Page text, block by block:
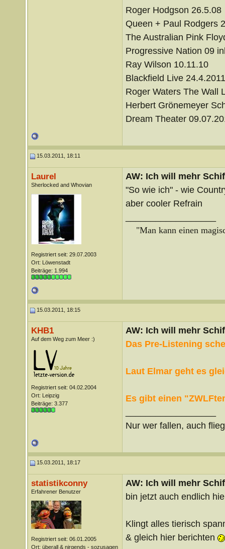
Roger Hodgson 26.5.08
Queen + Paul Rodgers
The Australian Pink
Progressive Nation 09
Ray Wilson 10.11.10
Blackfield Live 24.4.2011
Roger Waters The Wall
Herbert Grönemeyer
Dream Theater
15.03.2011, 18:11
Laurel
Sherlocked and Whovian
Registriert seit: 29.07.2003
Ort: Löwenstadt
Beiträge: 1.994
AW: Ich will mehr
"So wie ich" - wie
aber cooler Refrain
"Man kann einen
15.03.2011, 18:15
KHB1
Auf dem Weg zum Meer :)
Registriert seit: 04.02.2004
Ort: Leipzig
Beiträge: 3.377
AW: Ich will mehr
Das Pre-Listening
Laut Elmar geht es
Es gibt einen
Nur wer fallen, auch
15.03.2011, 18:17
statistikconny
Erfahrener Benutzer
Registriert seit: 06.01.2005
Ort: überall & nirgends - sozusagen
AW: Ich will mehr
bin jetzt auch endlich
Klingt alles tierisch
& gleich hier berichten